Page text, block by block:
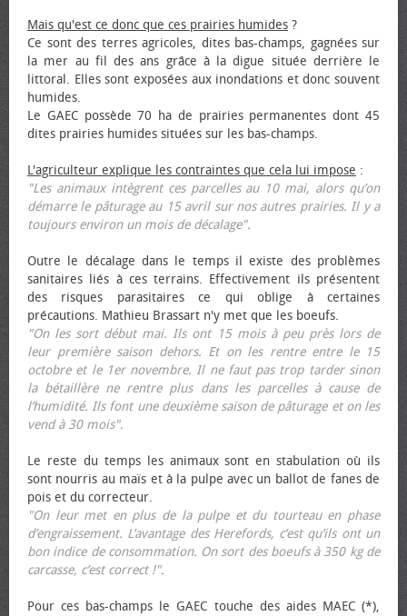
Mais qu'est ce donc que ces prairies humides ?
Ce sont des terres agricoles, dites bas-champs, gagnées sur
la mer au fil des ans grâce à la digue située derrière le
littoral. Elles sont exposées aux inondations et donc souvent
humides.
Le GAEC possède 70 ha de prairies permanentes dont 45
dites prairies humides situées sur les bas-champs.
L'agriculteur explique les contraintes que cela lui impose :
"Les animaux intègrent ces parcelles au 10 mai, alors qu’on
démarre le pâturage au 15 avril sur nos autres prairies. Il y a
toujours environ un mois de décalage".
Outre le décalage dans le temps il existe des problèmes
sanitaires liés à ces terrains. Effectivement ils présentent
des risques parasitaires ce qui oblige à certaines
précautions. Mathieu Brassart n'y met que les bœufs.
"On les sort début mai. Ils ont 15 mois à peu près lors de
leur première saison dehors. Et on les rentre entre le 15
octobre et le 1er novembre. Il ne faut pas trop tarder sinon
la bétaillère ne rentre plus dans les parcelles à cause de
l’humidité. Ils font une deuxième saison de pâturage et on les
vend à 30 mois".
Le reste du temps les animaux sont en stabulation où ils
sont nourris au maïs et à la pulpe avec un ballot de fanes de
pois et du correcteur.
"On leur met en plus de la pulpe et du tourteau en phase
d’engraissement. L’avantage des Herefords, c’est qu’ils ont un
bon indice de consommation. On sort des bœufs à 350 kg de
carcasse, c’est correct !".
Pour ces bas-champs le GAEC touche des aides MAEC (*),